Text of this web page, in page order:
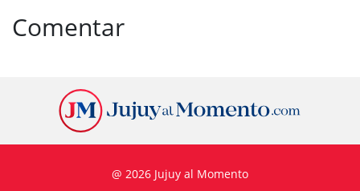
Comentar
@ 2026 Jujuy al Momento